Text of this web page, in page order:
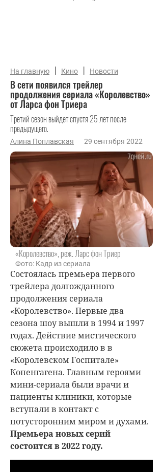
На главную | Кино | Новости
В сети появился трейлер
продолжения сериала «Королевство»
от Ларса фон Триера
Третий сезон выйдет спустя 25 лет после
предыдущего.
Алина Поплавская 29 сентября 2022
«Королевство», реж. Ларс фон Триер
Фото: Кадр из сериала
Состоялась премьера первого
трейлера долгожданного
продолжения сериала
«Королевство». Первые два
сезона шоу вышли в 1994 и 1997
годах. Действие мистического
сюжета происходило в в
«Королевском Госпитале»
Копенгагена. Главным героями
мини-сериала были врачи и
пациенты клиники, которые
вступали в контакт с
потусторонним миром и духами.
Премьера новых серий
состоится в 2022 году.